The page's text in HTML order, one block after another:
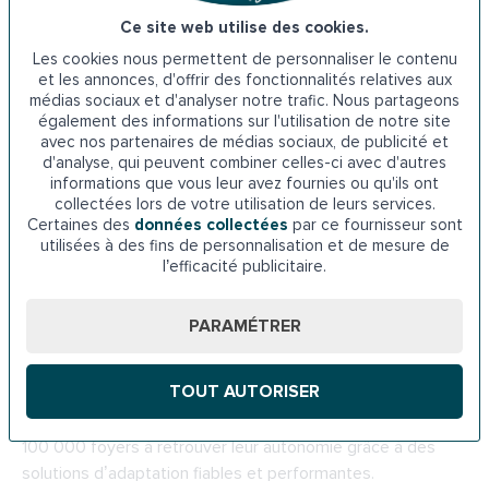
Ce site web utilise des cookies.
Les cookies nous permettent de personnaliser le contenu
et les annonces, d'offrir des fonctionnalités relatives aux
médias sociaux et d'analyser notre trafic. Nous partageons
également des informations sur l'utilisation de notre site
avec nos partenaires de médias sociaux, de publicité et
d'analyse, qui peuvent combiner celles-ci avec d'autres
informations que vous leur avez fournies ou qu'ils ont
collectées lors de votre utilisation de leurs services.
Certaines des données collectées par ce fournisseur sont
utilisées à des fins de personnalisation et de mesure de
l’efficacité publicitaire.
PARAMÉTRER
TOUT AUTORISER
Annecy,Annecy-le-Vieux
, ou dans d’autres localités de laHaute-Savoie
notre réseau d’experts locaux assure un service de
proximité avec des interventions rapides et efficaces.
Installation rapide, respect des délais
Nous planifions l’installation selon vos disponibilités pour
minimiser les perturbations dans votre quotidien. Notre
objectif ? Une mise en place en moins de 24 heures pour
vous garantir une autonomie retrouvée au plus vite.
Une expertise reconnue depuis plus de 20
Depuis 2003, Indépendance Royale est le leader de
l’aménagement pour les seniors. Nous avons aidé plus de
100 000 foyers à retrouver leur autonomie grâce à des
solutions d’adaptation fiables et performantes.